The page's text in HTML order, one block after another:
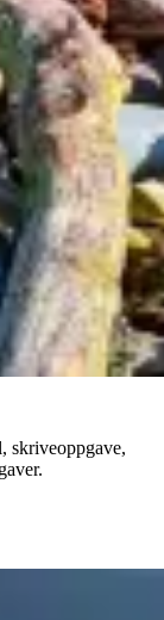
skriveoppgave,